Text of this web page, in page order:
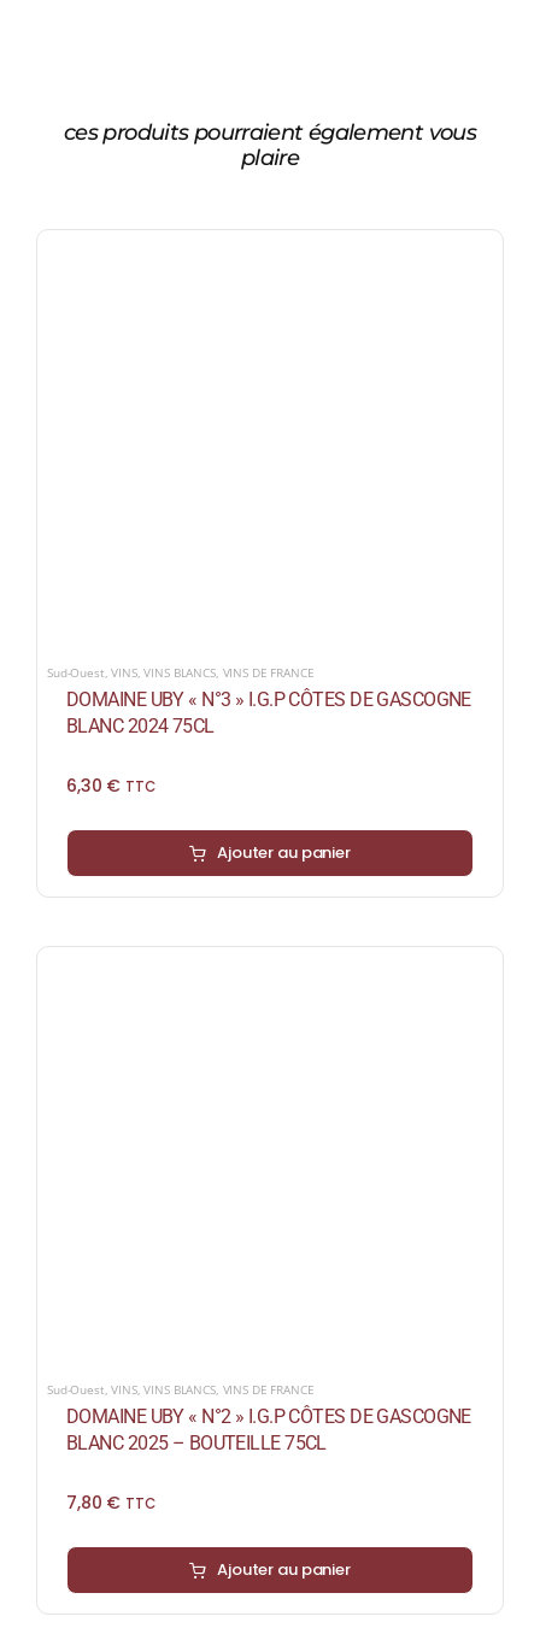
ces produits pourraient également vous
plaire
Sud-Ouest,VINS,VINS BLANCS, VINS DE FRANCE
DOMAINE UBY « N°3 » I.G.P CÔTES DE GASCOGNE
BLANC 2024 75CL
6,30 € TTC
Ajouter au panier
Sud-Ouest,VINS,VINS BLANCS, VINS DE FRANCE
DOMAINE UBY « N°2 » I.G.P CÔTES DE GASCOGNE
BLANC 2025 – BOUTEILLE 75CL
7,80 € TTC
Ajouter au panier